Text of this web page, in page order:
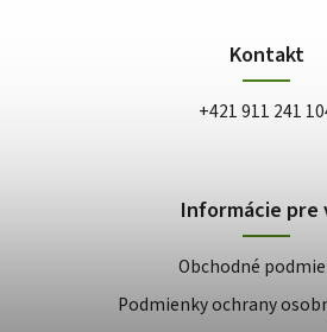
Kontakt
+421 911 241
Informácie pre
Obchodné
Podmienky ochrany